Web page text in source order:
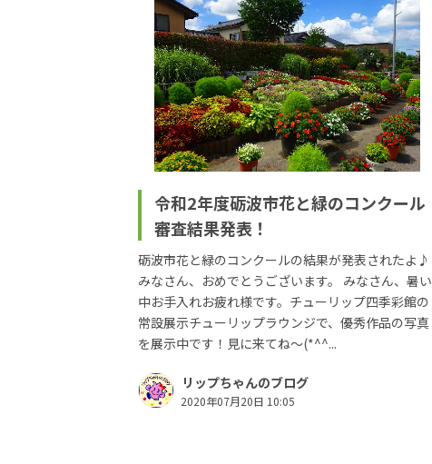
令和2年度砺波市花と緑のコンクール
審査結果発表！
砺波市花と緑のコンクールの結果が発表されたよ♪
みなさん、おめでとうございます。 みなさん、暑い
中お手入れお疲れ様です。チューリップ四季彩館の
常設展示チューリップラウンジで、優秀作品の写真
を展示中です！見に来てね～(*^^...
リップちゃんのブログ
2020年07月20日 10:05